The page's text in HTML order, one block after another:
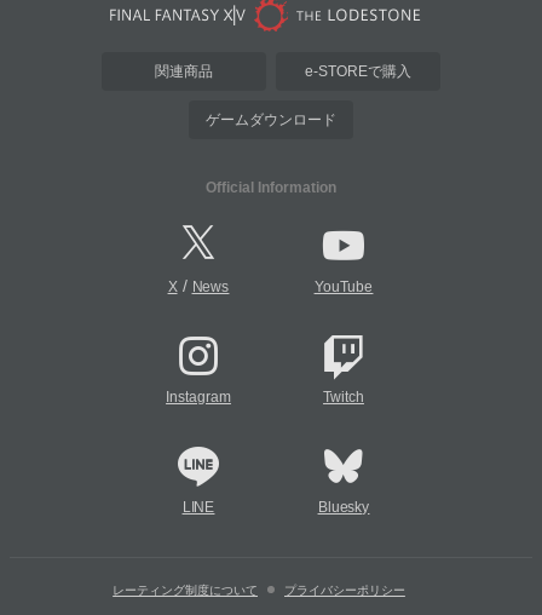
関連商品 e-STOREで購入
ゲームダウンロード
Official Information
X/ News YouTube
Instagram Twitch
LINE Bluesky
レーティング制度について プライバシーポリシー